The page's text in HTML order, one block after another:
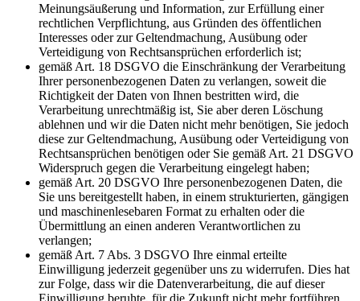
Meinungsäußerung und Information, zur Erfüllung einer
rechtlichen Verpflichtung, aus Gründen des öffentlichen
Interesses oder zur Geltendmachung, Ausübung oder
Verteidigung von Rechtsansprüchen erforderlich ist;
gemäß Art. 18 DSGVO die Einschränkung der Verarbeitung
Ihrer personenbezogenen Daten zu verlangen, soweit die
Richtigkeit der Daten von Ihnen bestritten wird, die
Verarbeitung unrechtmäßig ist, Sie aber deren Löschung
ablehnen und wir die Daten nicht mehr benötigen, Sie jedoch
diese zur Geltendmachung, Ausübung oder Verteidigung von
Rechtsansprüchen benötigen oder Sie gemäß Art. 21 DSGVO
Widerspruch gegen die Verarbeitung eingelegt haben;
gemäß Art. 20 DSGVO Ihre personenbezogenen Daten, die
Sie uns bereitgestellt haben, in einem strukturierten, gängigen
und maschinenlesebaren Format zu erhalten oder die
Übermittlung an einen anderen Verantwortlichen zu
verlangen;
gemäß Art. 7 Abs. 3 DSGVO Ihre einmal erteilte
Einwilligung jederzeit gegenüber uns zu widerrufen. Dies hat
zur Folge, dass wir die Datenverarbeitung, die auf dieser
Einwilligung beruhte, für die Zukunft nicht mehr fortführen